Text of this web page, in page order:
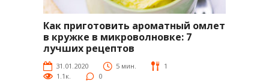
Яй-рецепты
Как приготовить ароматный омлет
в кружке в микроволновке: 7
лучших рецептов
31.01.2020 5 мин.
1
1.1к.
0